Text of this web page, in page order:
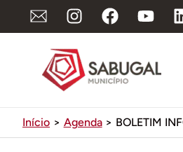
Início Agenda BOLETIM